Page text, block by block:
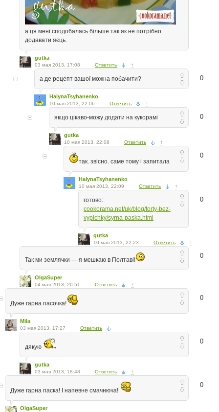
а ця мені сподобалась більше так як не потрібно
додавати яєць.
gutka
03 мая 2013, 17:08 Ответить ↑
0
а де рецепт вашої можна побачити?
HalynaTsyhanenko
10 мая 2013, 22:06 Ответить ↑
0
якщо цікаво-можу додати на кукорамі
gutka
10 мая 2013, 22:08 Ответить ↑
0
так. звісно. саме тому і запитала
HalynaTsyhanenko
10 мая 2013, 22:09 Ответить ↑
0
готово:
cookorama.net/uk/blog/torty-bez-
vypichky/syrna-paska.html
gutka
10 мая 2013, 22:23 Ответить ↑
0
Так ми землячки — я мешкаю в Полтаві!
OlgaSuper
04 мая 2013, 20:51 Ответить ↑
0
Дуже гарна пасочка!
Mila
03 мая 2013, 17:27 Ответить
0
дякую
gutka
03 мая 2013, 18:48 Ответить ↑
0
Дуже гарна паска! І напевне смачнюча!
OlgaSuper